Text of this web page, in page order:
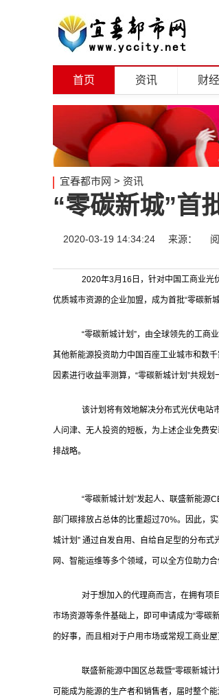
首页 资讯 财经
宜春都市网 > 资讯
“零碳新城”首
2020-03-19 14:34:24 来源：
2020年3月16日，针对中国工商业光
优质城市资源的企业加盟，成为首批“零碳新城
“零碳新城计划”，由全球领先的工商
其他新能源投资助力中国百座工业城市和数
因素进行收益率测算，“零碳新城计划”共规
该计划将有效地解决分布式光伏电站
人问津、无人投资的短板，为上述企业免费
排战略。
“零碳新城计划”发起人、联盛新能源
部门碳排放占总体的比重超过70%。因此，
城计划” 通过自发自用、自给自足型的分布
网、智能运维等多个领域，可以全方位助力
对于想加入的代理商而言，在拥有项
市场资源等条件基础上，即可申请成为“零碳
的好事，而且相对于户用市场或常规工商业
联盛新能源中国区总裁暨“零碳新城计
可能成为能源的生产者和销售者，届时整个